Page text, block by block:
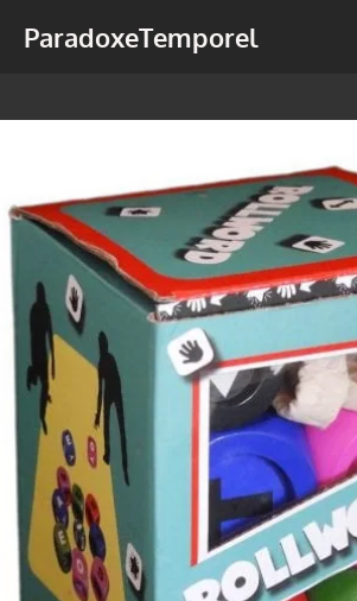
ParadoxeTemporel